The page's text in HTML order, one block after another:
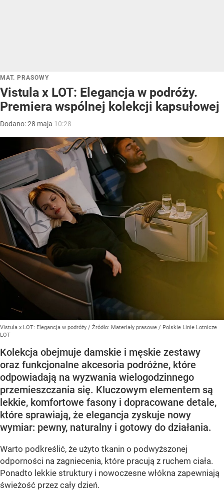
MAT. PRASOWY
Vistula x LOT: Elegancja w podróży.
Premiera wspólnej kolekcji kapsułowej
Dodano:28 maja 10:28
Vistula x LOT: Elegancja w podróży / Źródło: Materiały prasowe / Polskie Linie Lotnicze
LOT
Kolekcja obejmuje damskie i męskie zestawy
oraz funkcjonalne akcesoria podróżne, które
odpowiadają na wyzwania wielogodzinnego
przemieszczania się. Kluczowym elementem są
lekkie, komfortowe fasony i dopracowane detale,
które sprawiają, że elegancja zyskuje nowy
wymiar: pewny, naturalny i gotowy do działania.
Warto podkreślić, że użyto tkanin o podwyższonej
odporności na zagniecenia, które pracują z ruchem ciała.
Ponadto lekkie struktury i nowoczesne włókna zapewniają
świeżość przez cały dzień.